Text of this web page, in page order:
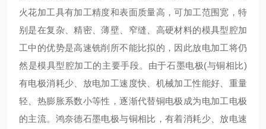
火花加工具有加工精度和表面质量高，可加工范围宽，特
别是在复杂、精密、薄壁、窄缝、高硬材料的模具型腔加
工中的优势是高速铣削所不能比拟的，因此放电加工将仍
然是模具型腔加工的主要手段。由于石墨电极(与铜相比)
有电极消耗少、放电加工速度快、机械加工性能好、重量
轻、热膨胀系数小等性，逐渐代替铜电极成为电加工电极
的主流。鸿奈德石墨电极与铜相比，有着消耗少、放电速